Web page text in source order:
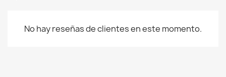
No hay reseñas de clientes en este momento.